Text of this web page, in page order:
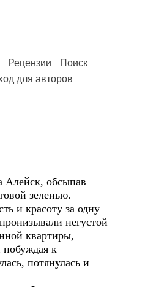
Рецензии
Поиск
для авторов
обсыпав
зеленью.
и красоту за одну
негустой
квартиры,
побуждая к
потянулась и